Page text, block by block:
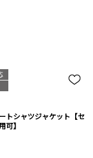
トシャツジャケット【セ
可】